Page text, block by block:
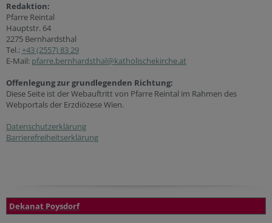
Redaktion:
Pfarre Reintal
Hauptstr. 64
2275 Bernhardsthal
Tel.: +43 (2557) 83 29
E-Mail: pfarre.bernhardsthal@katholischekirche.at
Offenlegung zur grundlegenden Richtung:
Diese Seite ist der Webauftritt von Pfarre Reintal im Rahmen des
Webportals der Erzdiözese Wien.
Datenschutzerklärung
Barrierefreiheitserklärung
Dekanat Poysdorf